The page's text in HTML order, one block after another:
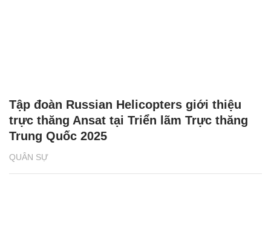
QUÂN SỰ
Tập đoàn Russian Helicopters giới thiệu
trực thăng Ansat tại Triển lãm Trực thăng
Trung Quốc 2025